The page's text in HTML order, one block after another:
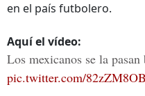
en el país futbolero.
Aquí el vídeo:
Los mexicanos se la
pic.twitter.com/